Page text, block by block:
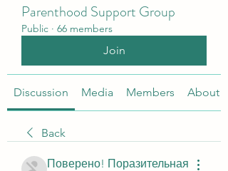
Parenthood Support Group
Public · 66 members
Join
Discussion Media Members About
Back
Поверено! Поразительная